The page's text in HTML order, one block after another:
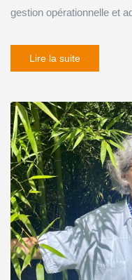
gestion opérationnelle et
Lire la suite